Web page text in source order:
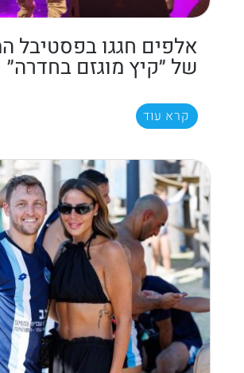
אלפים חגגו בפסטיבל
של ״קיץ מוגזם בחדרה״
קרא עוד